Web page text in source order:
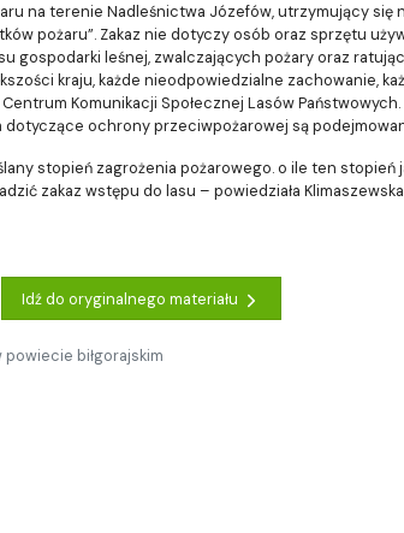
na terenie Nadleśnictwa Józefów, utrzymujący się
pożaru”. Zakaz nie dotyczy osób oraz sprzętu
gospodarki leśnej, zwalczających pożary oraz
kraju, każde nieodpowiedzialne zachowanie,
Komunikacji Społecznej Lasów Państwowych.
dotyczące ochrony przeciwpożarowej są
stopień zagrożenia pożarowego. o ile ten
zakaz wstępu do lasu – powiedziała
Idź do oryginalnego materiału
powiecie biłgorajskim